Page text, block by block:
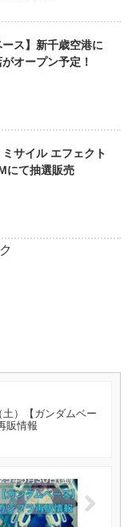
ース】新千歳空港に
オープン予定！
サイル エフェクト
にて抽選販売
土）【ガンダムベー
販情報